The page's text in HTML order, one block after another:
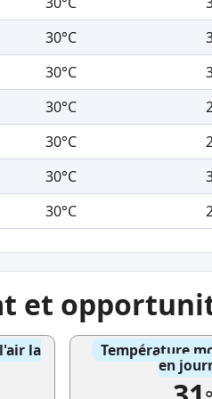
30°C
30°C
30°C
30°C
30°C
30°C
et
la Température
en